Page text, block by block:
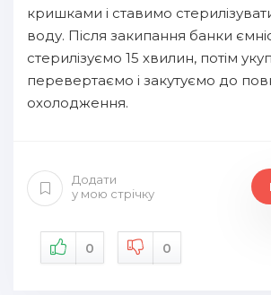
кришками і ставимо
воду. Після закипання банки
стерилізуємо 15 хвилин, потім
перевертаємо і закутуємо до
охолодження.
Додати
у мою стрічку
0 0